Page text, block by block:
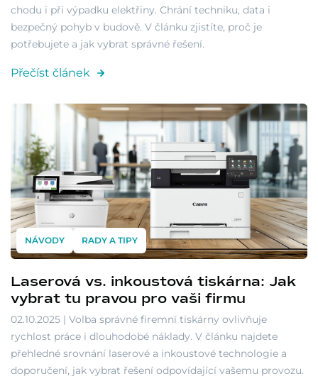
chodu i při výpadku elektřiny. Chrání techniku, data i
bezpečný pohyb v budově. V článku zjistíte, proč je
potřebujete a jak vybrat správné řešení.
Přečíst článek
NÁVODY RADY A TIPY
Laserová vs. inkoustová tiskárna: Jak
vybrat tu pravou pro vaši firmu
02.10.2025 | Volba správné firemní tiskárny ovlivňuje
rychlost práce i dlouhodobé náklady. V článku najdete
přehledné srovnání laserové a inkoustové technologie a
doporučení, jak vybrat řešení odpovídající vašemu provozu.